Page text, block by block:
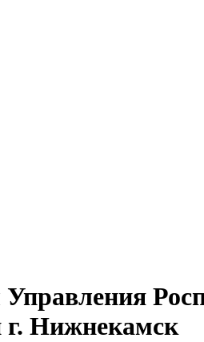
Нижнекамск